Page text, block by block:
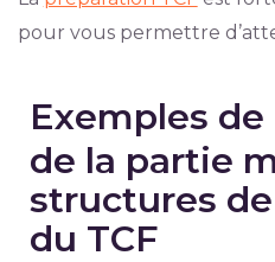
pour vous permettre
Exemples de
de la partie
structures
du TCF